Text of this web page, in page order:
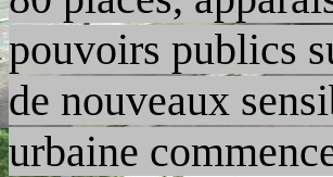
pouvoirs publics
de nouveaux
urbaine